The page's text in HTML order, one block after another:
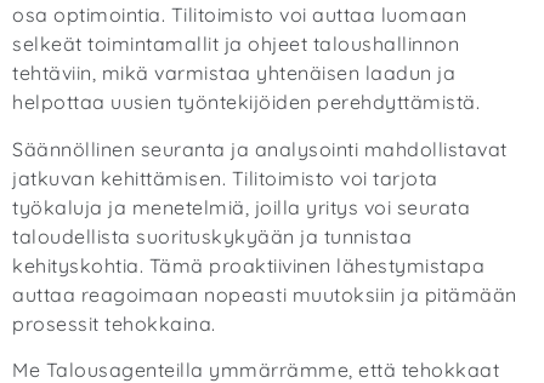
osa optimointia. Tilitoimisto voi auttaa luomaan
selkeät toimintamallit ja ohjeet taloushallinnon
tehtäviin, mikä varmistaa yhtenäisen laadun ja
helpottaa uusien työntekijöiden perehdyttämistä.
Säännöllinen seuranta ja analysointi mahdollistavat
jatkuvan kehittämisen. Tilitoimisto voi tarjota
työkaluja ja menetelmiä, joilla yritys voi seurata
taloudellista suorituskykyään ja tunnistaa
kehityskohtia. Tämä proaktiivinen lähestymistapa
auttaa reagoimaan nopeasti muutoksiin ja pitämään
prosessit tehokkaina.
Me Talousagenteilla ymmärrämme, että tehokkaat